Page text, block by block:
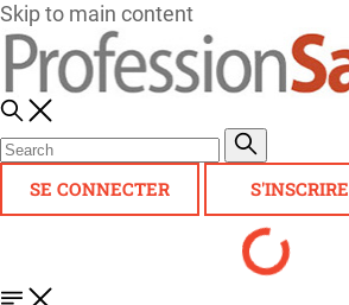
Skip to main content
SE CONNECTER S'INSCRIRE